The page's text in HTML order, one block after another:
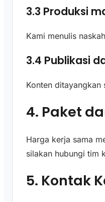
3.3 Produksi
Kami menulis
3.4 Publikasi
Konten
4. Paket
Harga kerja sama
silakan hubungi tim
5. Kontak